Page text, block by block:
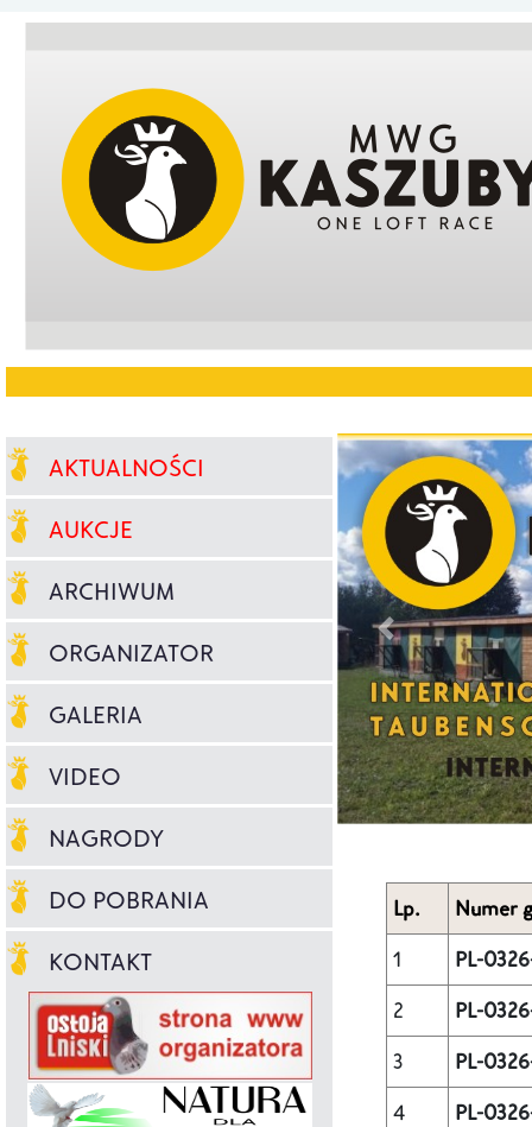
AKTUALNOŚCI
AUKCJE
ARCHIWUM
ORGANIZATOR
GALERIA
VIDEO
NAGRODY
DO POBRANIA
KONTAKT
Lp.
Numer
1
PL-
2
PL-
3
PL-
4
PL-